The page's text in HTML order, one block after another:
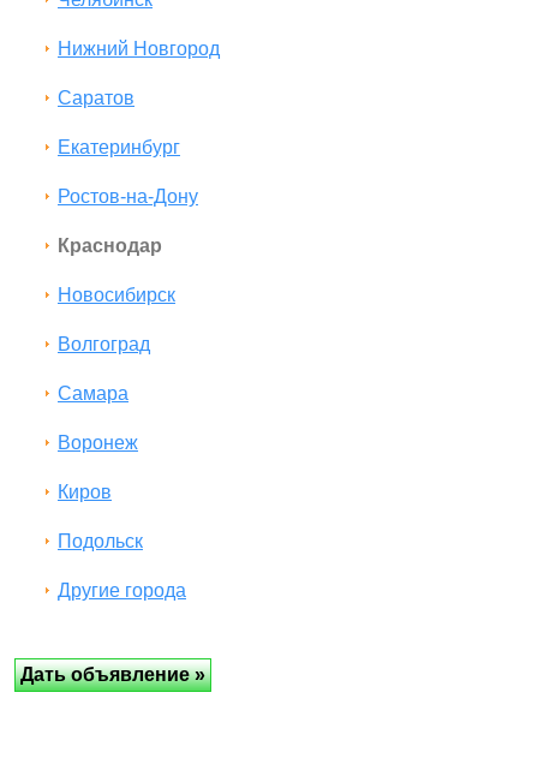
Нижний Новгород
Саратов
Екатеринбург
Ростов-на-Дону
Краснодар
Новосибирск
Волгоград
Самара
Воронеж
Киров
Подольск
Другие города